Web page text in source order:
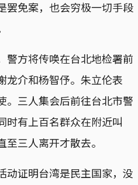
罢免案，也会穷极一切手段
警方将传唤在台北地检署前
龙介和杨智伃。朱立伦表
。三人集会后前往台北市警
时有上百名群众在附近叫
三人离开才散去。
动证明台湾是民主国家，没